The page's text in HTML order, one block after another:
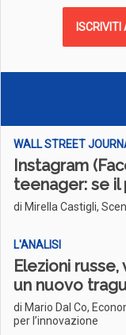
WALL STREET
Instagram
teenager: se
di Mirella Castigli,
L'ANALISI
Elezioni
un nuovo
di Mario Dal Co,
per l’innovazione